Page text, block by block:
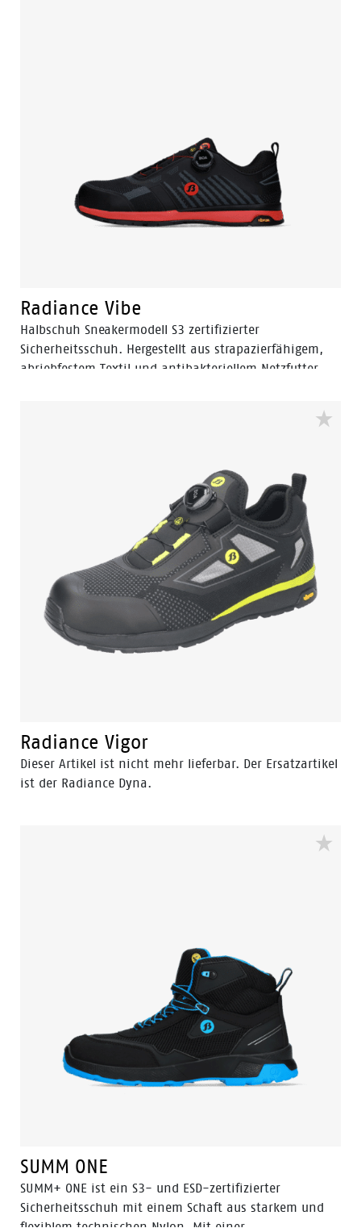
Radiance Vibe
Halbschuh Sneakermodell S3 zertifizierter
Sicherheitsschuh. Hergestellt aus strapazierfähigem,
abriebfestem Textil und antibakteriellem Netzfutter.
Radiance Vigor
Dieser Artikel ist nicht mehr lieferbar. Der Ersatzartikel
ist der Radiance Dyna.
SUMM ONE
SUMM+ ONE ist ein S3- und ESD-zertifizierter
Sicherheitsschuh mit einem Schaft aus starkem und